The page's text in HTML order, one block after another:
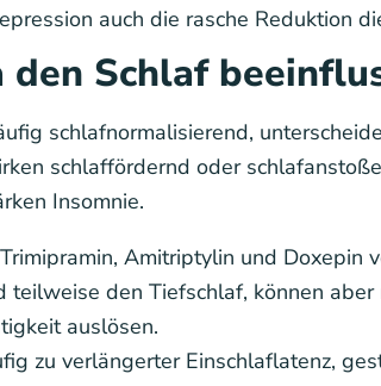
auch die rasche Reduktion
Schlaf
schlafnormalisierend,
schlaffördernd oder
Insomnie.
Amitriptylin und Doxepin
den Tiefschlaf, können
auslösen.
zu verlängerter Einschlaflatenz,